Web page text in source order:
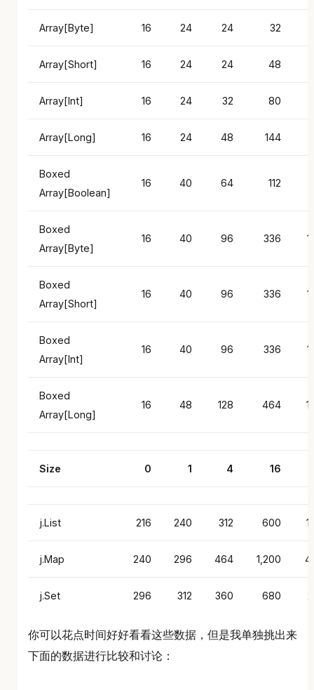
Array[Byte] 16 24 24 32
Array[Short] 16 24 24 48
Array[Int] 16 24 32 80
Array[Long] 16 24 48 144
Boxed
Array[Boolean]
16 40 64 112
Boxed
Array[Byte]
16 40 96 336
Boxed
Array[Short]
16 40 96 336
Boxed
Array[Int]
16 40 96 336
Boxed
Array[Long]
16 48 128 464
Size 0 1 4 16
j.List 216 240 312 600
j.Map 240 296 464 1,200
j.Set 296 312 360 680
你可以花点时间好好看看这些数据，但是我单独挑出来
下面的数据进行比较和讨论：